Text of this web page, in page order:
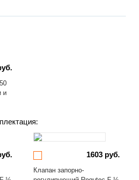
и
1603 руб.
Клапан запорно-